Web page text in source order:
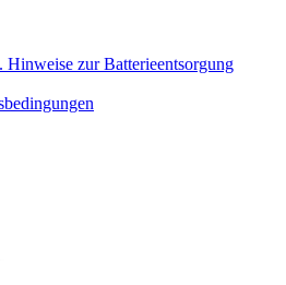
Hinweise zur Batterieentsorgung